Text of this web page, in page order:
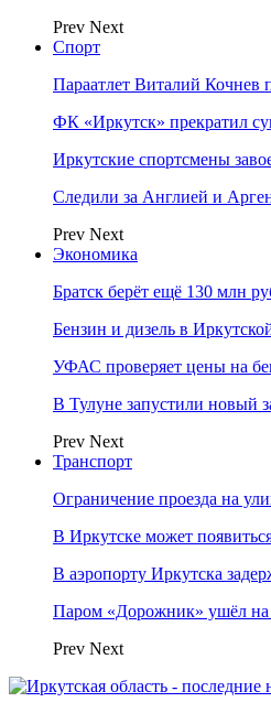
Prev Next
Спорт
Параатлет Виталий Кочнев
ФК «Иркутск» прекратил
Иркутские спортсмены
Следили за Англией и
Prev Next
Экономика
Братск берёт ещё 130 млн
Бензин и дизель в
УФАС проверяет цены на
В Тулуне запустили новый
Prev Next
Транспорт
Ограничение проезда на
В Иркутске может
В аэропорту Иркутска
Паром «Дорожник» ушёл на
Prev Next